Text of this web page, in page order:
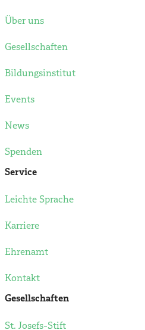
Über uns
Gesellschaften
Bildungsinstitut
Events
News
Spenden
Service
Leichte Sprache
Karriere
Ehrenamt
Kontakt
Gesellschaften
St. Josefs-Stift